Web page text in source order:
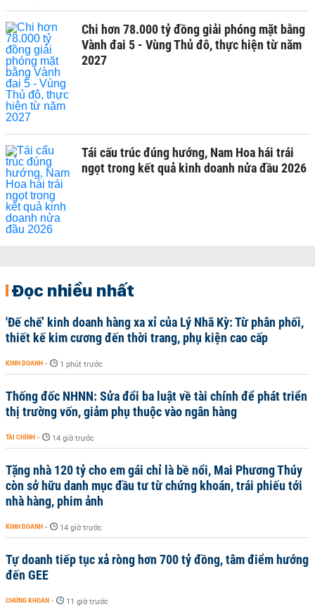
Chi hơn 78.000 tỷ đồng giải phóng mặt bằng
Vành đai 5 - Vùng Thủ đô, thực hiện từ năm
2027
Tái cấu trúc đúng hướng, Nam Hoa hái trái
ngọt trong kết quả kinh doanh nửa đầu 2026
Đọc nhiều nhất
'Đế chế’ kinh doanh hàng xa xỉ của Lý Nhã Kỳ: Từ phân phối,
thiết kế kim cương đến thời trang, phụ kiện cao cấp
KINH DOANH - 1 phút trước
Thống đốc NHNN: Sửa đổi ba luật về tài chính để phát triển
thị trường vốn, giảm phụ thuộc vào ngân hàng
TÀI CHÍNH - 14 giờ trước
Tặng nhà 120 tỷ cho em gái chỉ là bề nổi, Mai Phương Thúy
còn sở hữu danh mục đầu tư từ chứng khoán, trái phiếu tới
nhà hàng, phim ảnh
KINH DOANH - 14 giờ trước
Tự doanh tiếp tục xả ròng hơn 700 tỷ đồng, tâm điểm hướng
đến GEE
CHỨNG KHOÁN - 11 giờ trước